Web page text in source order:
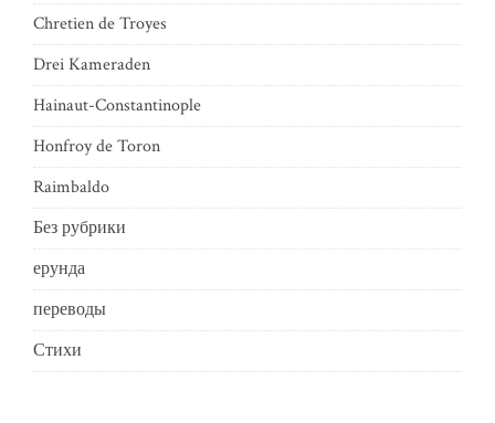
Chretien de Troyes
Drei Kameraden
Hainaut-Constantinople
Honfroy de Toron
Raimbaldo
Без рубрики
ерунда
переводы
Стихи